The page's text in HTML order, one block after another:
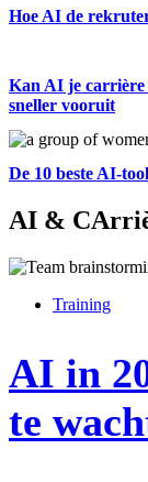
Hoe AI de
Kan AI je carrière
sneller vooruit
De 10 beste AI-
AI &
Training
AI in
te